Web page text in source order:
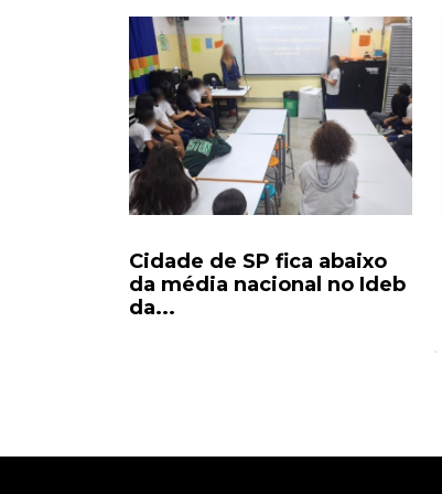
Cidade de SP fica abaixo
da média nacional no Ideb
da...